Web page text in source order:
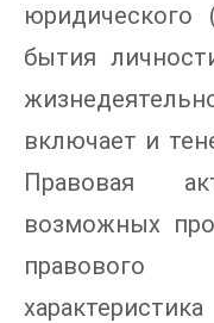
юридического
бытия
включает и
Правовая
возможных